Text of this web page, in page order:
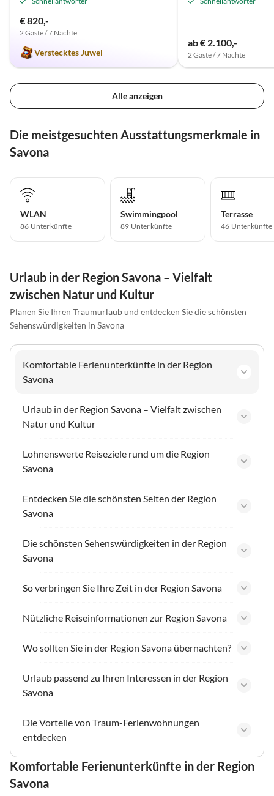
€ 820,-
2 Gäste / 7 Nächte
Verstecktes Juwel
ab € 2.100,-
2 Gäste / 7 Nächte
Alle anzeigen
Die meistgesuchten Ausstattungsmerkmale in
Savona
WLAN
86 Unterkünfte
Swimmingpool
89 Unterkünfte
Terrasse
46 Unterkünfte
Urlaub in der Region Savona – Vielfalt
zwischen Natur und Kultur
Planen Sie Ihren Traumurlaub und entdecken Sie die schönsten
Sehenswürdigkeiten in Savona
Komfortable Ferienunterkünfte in der Region
Savona
Urlaub in der Region Savona – Vielfalt zwischen
Natur und Kultur
Lohnenswerte Reiseziele rund um die Region
Savona
Entdecken Sie die schönsten Seiten der Region
Savona
Die schönsten Sehenswürdigkeiten in der Region
Savona
So verbringen Sie Ihre Zeit in der Region Savona
Nützliche Reiseinformationen zur Region Savona
Wo sollten Sie in der Region Savona übernachten?
Urlaub passend zu Ihren Interessen in der Region
Savona
Die Vorteile von Traum-Ferienwohnungen
entdecken
Komfortable Ferienunterkünfte in der Region
Savona